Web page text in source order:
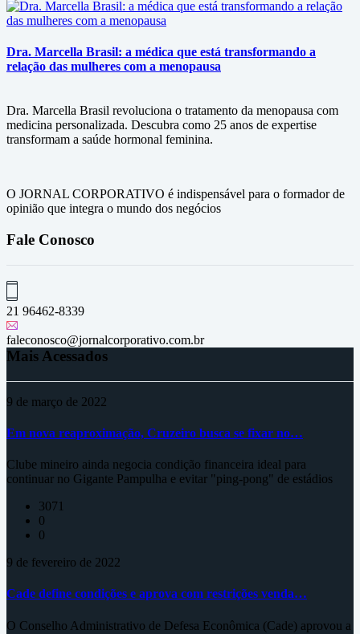
Dra. Marcella Brasil: a médica que está transformando a
relação das mulheres com a menopausa
Dra. Marcella Brasil revoluciona o tratamento da menopausa com
medicina personalizada. Descubra como 25 anos de expertise
transformam a saúde hormonal feminina.
O JORNAL CORPORATIVO é indispensável para o formador de
opinião que integra o mundo dos negócios
Fale Conosco
21 96462-8339
faleconosco@jornalcorporativo.com.br
Mais Acessados
9 de março de 2022
Em nova reaproximação, Cruzeiro busca se fixar no…
Clube mineiro ainda negocia condição financeira ideal para
continuar no Gigante Pampulha e evitar "ping-pong" de estádios
3071
0
0
9 de fevereiro de 2022
Cade define condições e aprova com restrições venda…
O Conselho Administrativo de Defesa Econômica (Cade) aprovou a